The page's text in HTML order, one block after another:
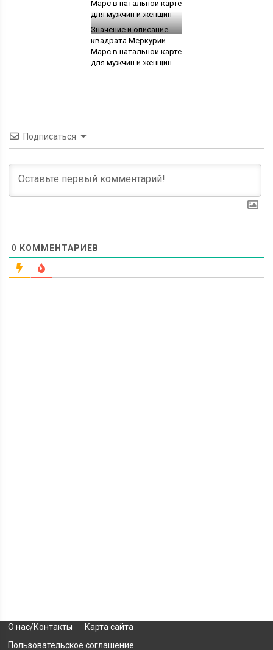
Значение и описание
квадрата Меркурий-
Марс в натальной карте
для мужчин и женщин
Подписаться
0 КОММЕНТАРИЕВ
О нас/Контакты
Карта сайта
Пользовательское соглашение